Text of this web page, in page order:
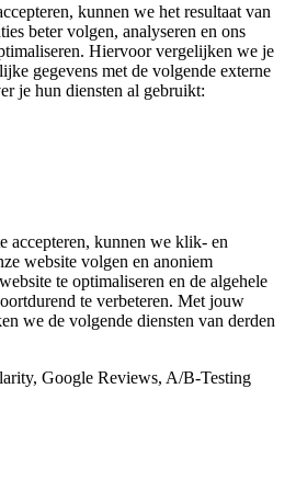
kunnen we het resultaat van
beter volgen, analyseren en ons
Hiervoor vergelijken we je
gegevens met de volgende externe
je hun diensten al gebruikt:
accepteren, kunnen we klik- en
website volgen en anoniem
te optimaliseren en de algehele
te verbeteren. Met jouw
we de volgende diensten van derden
Google Reviews, A/B-Testing